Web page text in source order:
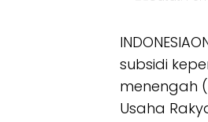
subsidi
menengah
Usaha